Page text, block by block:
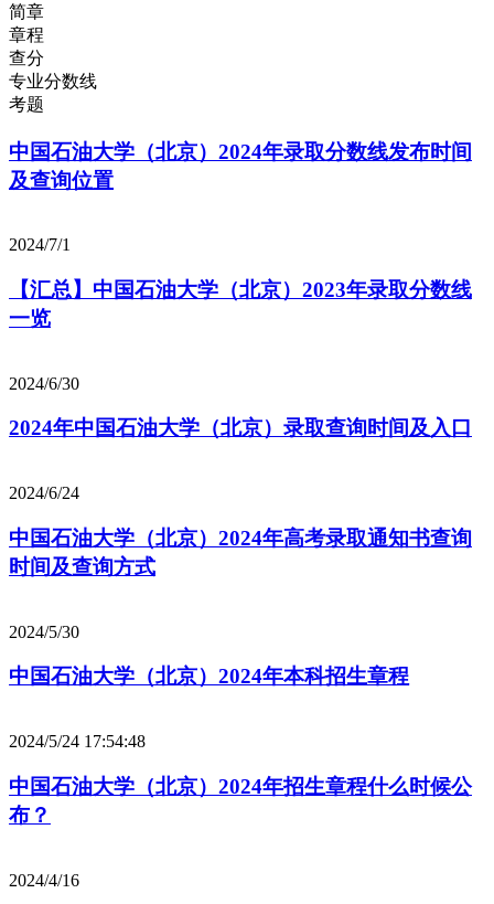
简章
章程
查分
专业分数线
考题
中国石油大学（北京）2024年录取分数线发布时间
及查询位置
2024/7/1
【汇总】中国石油大学（北京）2023年录取分数线
一览
2024/6/30
2024年中国石油大学（北京）录取查询时间及入口
2024/6/24
中国石油大学（北京）2024年高考录取通知书查询
时间及查询方式
2024/5/30
中国石油大学（北京）2024年本科招生章程
2024/5/24 17:54:48
中国石油大学（北京）2024年招生章程什么时候公
布？
2024/4/16